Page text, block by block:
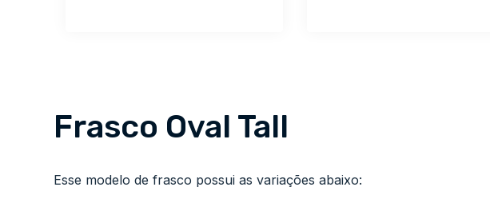
Frasco Oval Tall
Esse modelo de frasco possui as variações abaixo: